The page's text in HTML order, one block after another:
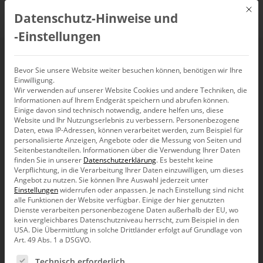
Events
Such-
und
Suche
01.03.2022
Datum
wählen.
Kalender
von
Veranstaltungen
M D M D F S
S
1
Veranstaltung,
28
0
Events,
1
0
Events,
2
0
Events,
3
0
Events,
4
0
Events,
5
0
6
1
Veranstaltung,
7
1
Veranstaltung,
8
0
Events,
9
0
Events,
10
0
Events,
11
0
Events,
12
0
13
1
14
115
1
Mit
Datenschutz-Hinweise und
‑Einstellungen
Bevor Sie unsere Website weiter besuchen können, benötigen wir Ihre
Einwilligung.
Wir verwenden auf unserer Website Cookies und andere Techniken, die
Informationen auf Ihrem Endgerät speichern und abrufen können.
Einige davon sind technisch notwendig, andere helfen uns, diese
Website und Ihr Nutzungserlebnis zu verbessern. Personenbezogene
Daten, etwa IP-Adressen, können verarbeitet werden, zum Beispiel für
personalisierte Anzeigen, Angebote oder die Messung von Seiten und
Seitenbestandteilen. Informationen über die Verwendung Ihrer Daten
finden Sie in unserer Datenschutzerklärung. Es besteht keine
Verpflichtung, in die Verarbeitung Ihrer Daten einzuwilligen, um dieses
Angebot zu nutzen.Sie können Ihre Auswahl jederzeit unter
Einstellungenwiderrufen oder anpassen. Je nach Einstellung sind nicht
alle Funktionen der Website verfügbar. Einige der hier genutzten
Dienste verarbeiten personenbezogene Daten außerhalb der EU, wo
kein vergleichbares Datenschutzniveau herrscht, zum Beispiel in den
USA. Die Übermittlung in solche Drittländer erfolgt auf Grundlage von
Art. 49 Abs. 1 a DSGVO.
Es folgt eine Liste der Service-Gruppen, für die eine